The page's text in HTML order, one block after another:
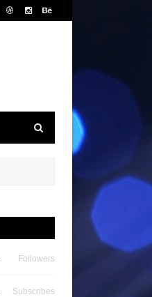
Followers
Subscribes